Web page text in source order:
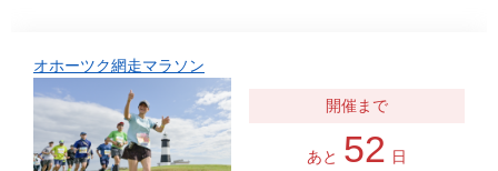
オホーツク網走マラソン
あと 52 日